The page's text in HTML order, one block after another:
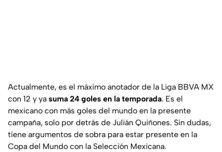
Actualmente, es el máximo anotador de la Liga BBVA MX
con 12 y ya suma 24 goles en la temporada. Es el
mexicano con más goles del mundo en la presente
campaña, solo por detrás de Julián Quiñones. Sin dudas,
tiene argumentos de sobra para estar presente en la
Copa del Mundo con la Selección Mexicana.